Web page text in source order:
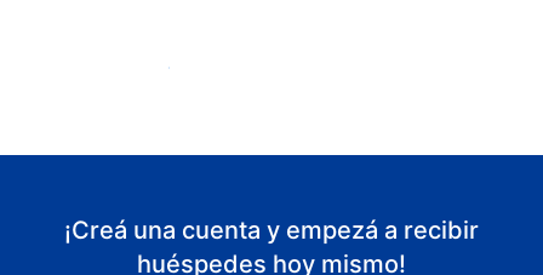
Empezá a recibir huéspedes
¡Creá una cuenta y empezá a recibir
huéspedes hoy mismo!